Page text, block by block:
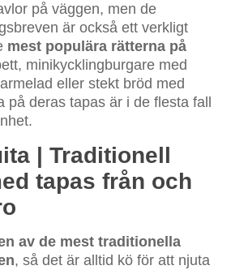
på väggen, men de
är också ett verkligt
mest populära rätterna på
minikycklingburgare med
eller stekt bröd med
på deras tapas är i de flesta fall
| Traditionell
tapas från och
av de mest traditionella
, så det är alltid kö för att njuta